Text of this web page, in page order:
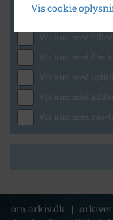
Generelt
Vis kun med
Vis kun med
Vis kun med
Vis kun med kilder
Vis kun med geo-
om arkiv.dk | arkiver
Vis cookie